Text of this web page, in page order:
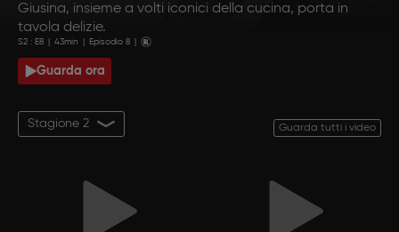
Giusina, insieme a volti iconici della cucina, porta in
tavola delizie.
S2 : E8 43min Episodio 8
Guarda ora
Stagione 2 Guarda tutti i video